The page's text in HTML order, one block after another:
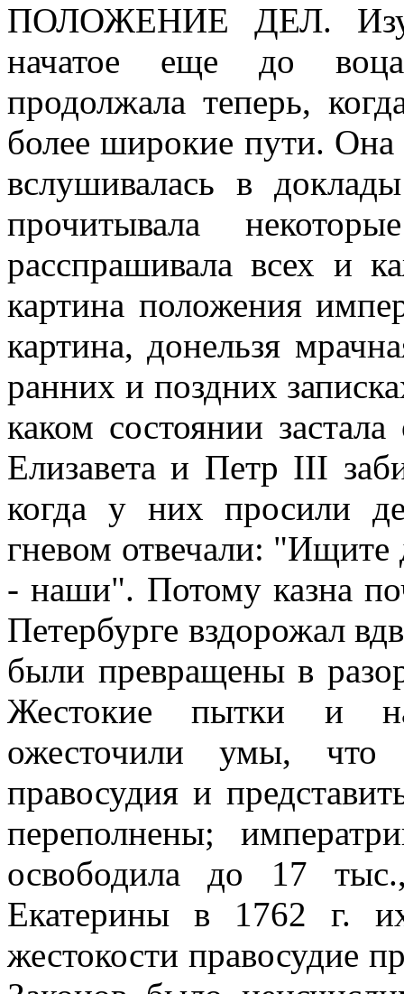
ПОЛОЖЕНИЕ ДЕЛ.
начатое еще до
продолжала теперь,
более широкие пути. Она
вслушивалась в
прочитывала
расспрашивала всех и
картина положения
картина, донельзя
ранних и поздних
каком состоянии
Елизавета и Петр III
когда у них просили
гневом отвечали: "Ищите
- наши". Потому казна
Петербурге вздорожал
были превращены в
Жестокие пытки и
ожесточили умы, что
правосудия и
переполнены;
освободила до 17
Екатерины в 1762 г.
жестокости правосудие